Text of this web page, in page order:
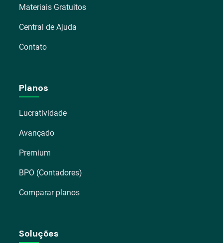
Materiais Gratuitos
Central de Ajuda
Contato
Planos
Lucratividade
Avançado
Premium
BPO (Contadores)
Comparar planos
Soluções